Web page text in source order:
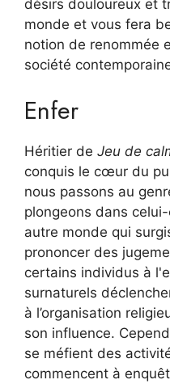
désirs douloureux et
monde et vous fera
notion de renommée
société
Enfer
Héritier de Jeu de
conquis le cœur du
nous passons au
plongeons dans
autre monde qui
prononcer des
certains individus à
surnaturels
à l’organisation
son influence.
se méfient des
commencent à